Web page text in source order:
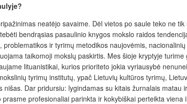
neatėjo savaime. Dėl vietos po saule teko ne
bendrąsias pasaulinio knygos mokslo raidos
ir tyrimų metodikos naujovėmis,
taikomoji mokslų paskirtis. Mes šioje kryptyje
lituanistikai, kurios prioriteto jokia vyriausybė
tyrimų institutų, ypač Lietuvių kultūros tyrimų,
Dar pridursiu: lygindamas su kitais žurnalais matau
profesionaliai parinkta ir kokybiškai perteikta